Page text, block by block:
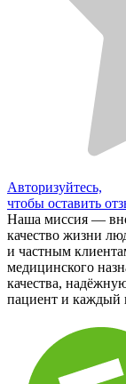
Авторизуйтесь,
чтобы оставить
Наша миссия —
качество жизни
и частным
медицинского
качества,
пациент и каждый